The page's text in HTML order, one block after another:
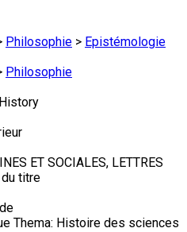
Philosophie > Epistémologie
Philosophie
ET SOCIALES, LETTRES
titre
Thema: Histoire des sciences